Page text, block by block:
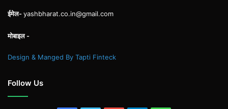
ईमेल-yashbharat.co.in@gmail.com
मोबाइल -
Design & Manged By Tapti Finteck
Follow Us